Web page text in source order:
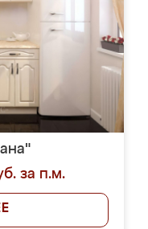
за п.м.